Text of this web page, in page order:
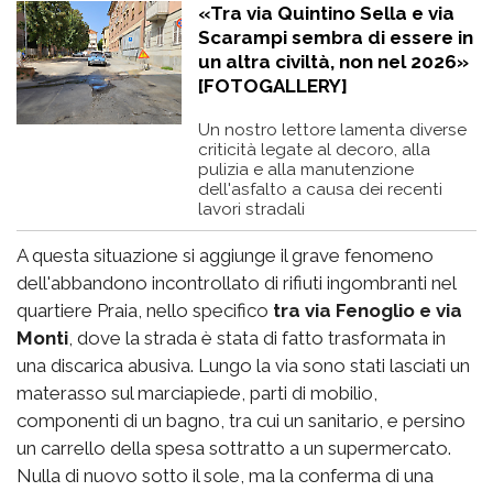
«Tra via Quintino Sella e via
Scarampi sembra di essere in
un altra civiltà, non nel 2026»
[FOTOGALLERY]
Un nostro lettore lamenta diverse
criticità legate al decoro, alla
pulizia e alla manutenzione
dell'asfalto a causa dei recenti
lavori stradali
A questa situazione si aggiunge il grave fenomeno
dell'abbandono incontrollato di rifiuti ingombranti nel
quartiere Praia, nello specifico tra via Fenoglio e via
Monti , dove la strada è stata di fatto trasformata in
una discarica abusiva. Lungo la via sono stati lasciati un
materasso sul marciapiede, parti di mobilio,
componenti di un bagno, tra cui un sanitario, e persino
un carrello della spesa sottratto a un supermercato.
Nulla di nuovo sotto il sole, ma la conferma di una